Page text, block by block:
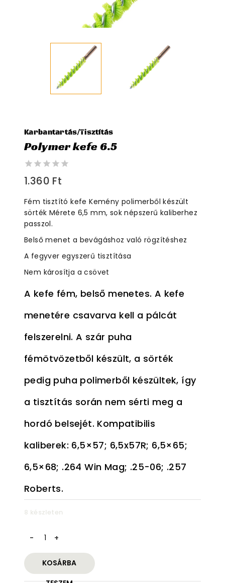
Karbantartás/Tisztítás
Polymer kefe 6.5
0
out
5
1.360 Ft
Fém tisztító kefe Kemény polimerből készült
sörték Mérete 6,5 mm, sok népszerű kaliberhez
passzol.
Belső menet a bevágáshoz való rögzítéshez
A fegyver egyszerű tisztítása
Nem károsítja a csövet
A kefe fém, belső menetes. A kefe
menetére csavarva kell a pálcát
felszerelni. A szár puha
fémötvözetből készült, a sörték
pedig puha polimerből készültek, így
a tisztítás során nem sérti meg a
hordó belsejét. Kompatibilis
kaliberek: 6,5×57; 6,5x57R; 6,5×65;
6,5×68; .264 Win Mag; .25-06; .257
Roberts.
8 készleten
Polymer
6.5
mennyiség
KOSÁRBA